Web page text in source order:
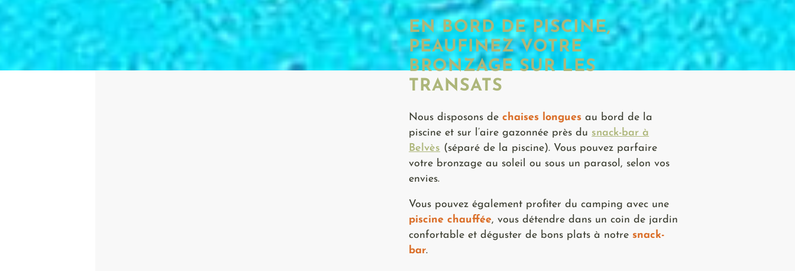
EN BORD DE PISCINE,
PEAUFINEZ VOTRE
BRONZAGE SUR LES
TRANSATS
Nous disposons dechaises longues au bord de la
piscine et sur l’aire gazonnée près du snack-bar à
Belvès (séparé de la piscine). Vous pouvez parfaire
votre bronzage au soleil ou sous un parasol, selon vos
envies.
Vous pouvez également profiter du camping avec une
piscine chauffée, vous détendre dans un coin de jardin
confortable et déguster de bons plats à notresnack-
bar.